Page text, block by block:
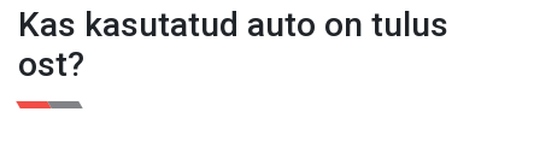
esikohal!
Kas kasutatud auto on tulus
ost?